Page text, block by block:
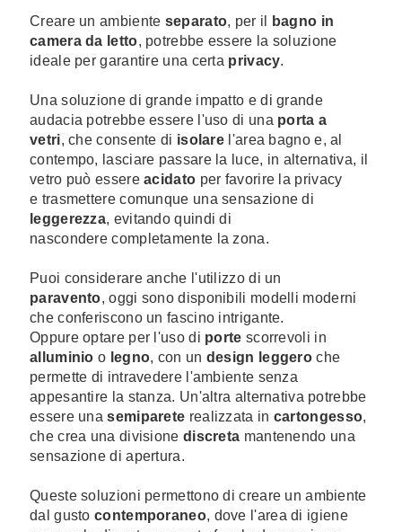
Creare un ambiente separato, per il
bagno in
camera da letto, potrebbe essere la soluzione
ideale per garantire una certa privacy.
Una soluzione di grande impatto e di grande
audacia potrebbe essere l'uso di una porta a
vetri, che consente di isolare l'area bagno e, al
contempo, lasciare passare la luce, in alternativa, il
vetro può essereacidato per favorire la privacy
e trasmettere comunque una sensazione di
leggerezza, evitando quindi di
nascondere completamente la zona.
Puoi considerare anche l'utilizzo di un
paravento, oggi sono disponibili modelli moderni
che conferiscono un fascino intrigante.
Oppure optare per l'uso di porte scorrevoli in
alluminio o legno, con un design leggero che
permette di intravedere l'ambiente senza
appesantire la stanza. Un'altra alternativa potrebbe
essere unasemiparete realizzata in cartongesso,
che crea una divisione discreta mantenendo una
sensazione di apertura.
Queste soluzioni permettono di creare un ambiente
dal gusto contemporaneo, dove l'area di igiene